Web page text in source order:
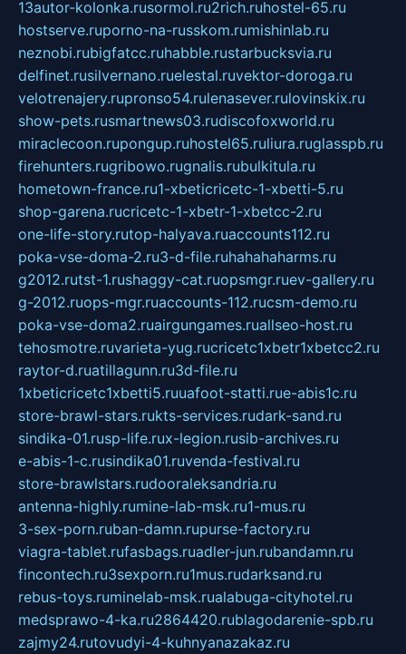
13autor-kolonka.rusormol.ru2rich.ruhostel-65.ru
hostserve.ruporno-na-russkom.rumishinlab.ru
neznobi.rubigfatcc.ruhabble.rustarbucksvia.ru
delfinet.rusilvernano.ruelestal.ruvektor-doroga.ru
velotrenajery.rupronso54.rulenasever.rulovinskix.ru
show-pets.rusmartnews03.rudiscofoxworld.ru
miraclecoon.rupongup.ruhostel65.ruliura.ruglasspb.ru
firehunters.rugribowo.rugnalis.rubulkitula.ru
hometown-france.ru1-xbeticricetc-1-xbetti-5.ru
shop-garena.rucricetc-1-xbetr-1-xbetcc-2.ru
one-life-story.rutop-halyava.ruaccounts112.ru
poka-vse-doma-2.ru3-d-file.ruhahahaharms.ru
g2012.rutst-1.rushaggy-cat.ruopsmgr.ruev-gallery.ru
g-2012.ruops-mgr.ruaccounts-112.rucsm-demo.ru
poka-vse-doma2.ruairgungames.ruallseo-host.ru
tehosmotre.ruvarieta-yug.rucricetc1xbetr1xbetcc2.ru
raytor-d.ruatillagunn.ru3d-file.ru
1xbeticricetc1xbetti5.ruuafoot-statti.rue-abis1c.ru
store-brawl-stars.rukts-services.rudark-sand.ru
sindika-01.rusp-life.rux-legion.rusib-archives.ru
e-abis-1-c.rusindika01.ruvenda-festival.ru
store-brawlstars.rudooraleksandria.ru
antenna-highly.rumine-lab-msk.ru1-mus.ru
3-sex-porn.ruban-damn.rupurse-factory.ru
viagra-tablet.rufasbags.ruadler-jun.rubandamn.ru
fincontech.ru3sexporn.ru1mus.rudarksand.ru
rebus-toys.ruminelab-msk.rualabuga-cityhotel.ru
medsprawo-4-ka.ru2864420.rublagodarenie-spb.ru
zajmy24.rutovudyi-4-kuhnyanazakaz.ru